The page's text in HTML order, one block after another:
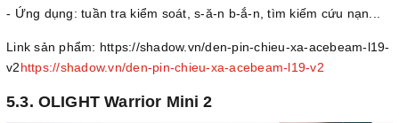
- Ứng dụng: tuần tra kiểm soát, s-ă-n b-ắ-n, tìm kiếm cứu nạn...
Link sản phẩm: https://shadow.vn/den-pin-chieu-xa-acebeam-l19-
v2https://shadow.vn/den-pin-chieu-xa-acebeam-l19-v2
5.3. OLIGHT Warrior Mini 2